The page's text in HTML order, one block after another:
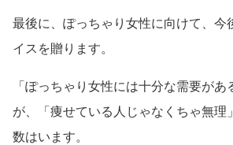
最後に、ぽっちゃり女性に向けて、今
イスを贈ります。
「ぽっちゃり女性には十分な需要があ
が、「痩せている人じゃなくちゃ無理
数はいます。